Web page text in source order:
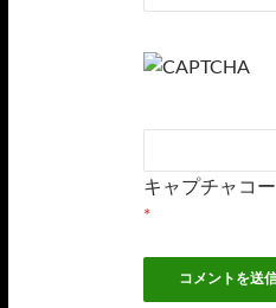
キャプチャコ
*